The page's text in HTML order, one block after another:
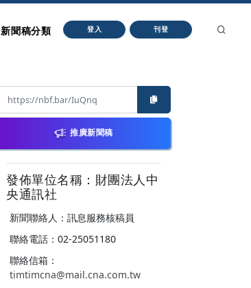
新聞稿分類 登入 刊登
推廣新聞稿
發佈單位名稱：財團法人中
央通訊社
新聞聯絡人：訊息服務核稿員
聯絡電話：02-25051180
聯絡信箱：
timtimcna@mail.cna.com.tw